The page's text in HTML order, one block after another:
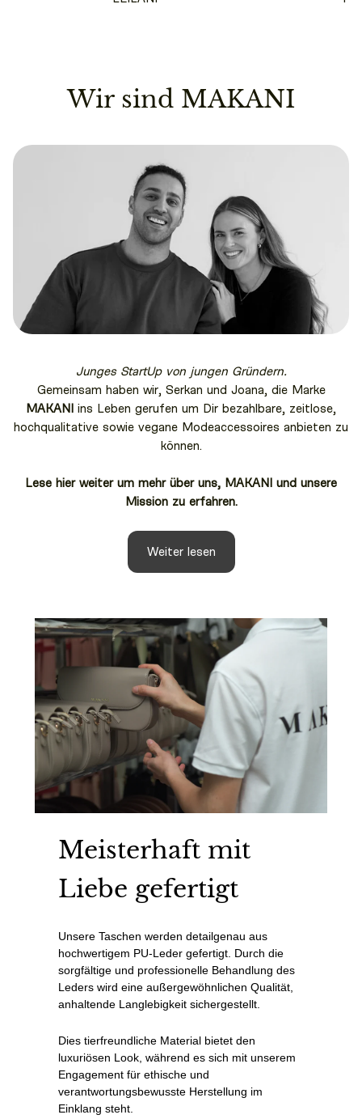
Wir sind MAKANI
Junges StartUp von jungen Gründern.
Gemeinsam haben wir, Serkan und Joana, die Marke
MAKANI
ins Leben gerufen um Dir bezahlbare, zeitlose,
hochqualitative sowie vegane Modeaccessoires anbieten zu
können.
Lese hier weiter um mehr über uns, MAKANI und unsere
Mission zu erfahren.
Weiter lesen
Meisterhaft mit
Liebe gefertigt
Unsere Taschen werden detailgenau aus
hochwertigem PU-Leder gefertigt. Durch die
sorgfältige und professionelle Behandlung des
Leders wird eine außergewöhnlichen Qualität,
anhaltende Langlebigkeit sichergestellt.
Dies tierfreundliche Material bietet den
luxuriösen Look, während es sich mit unserem
Engagement für ethische und
verantwortungsbewusste Herstellung im
Einklang steht.